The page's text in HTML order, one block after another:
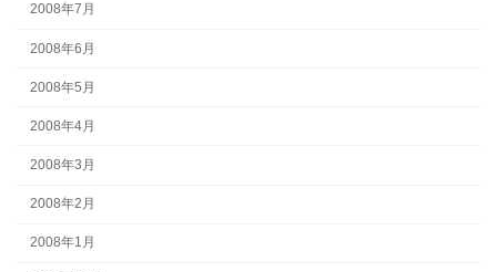
2008年7月
2008年6月
2008年5月
2008年4月
2008年3月
2008年2月
2008年1月